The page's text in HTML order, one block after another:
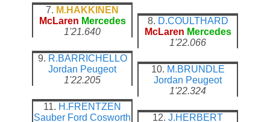
7. M.HAKKINEN
McLaren Mercedes
1'21.640
8. D.COULTHARD
McLaren Mercedes
1'22.066
9. R.BARRICHELLO
Jordan Peugeot
1'22.205
10. M.BRUNDLE
Jordan Peugeot
1'22.324
11. H.FRENTZEN
Sauber Ford Cosworth
12. J.HERBERT